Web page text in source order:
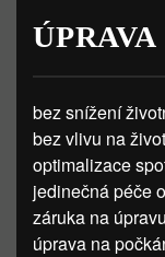
ÚPRAVA
bez snížení
bez vlivu na
optimalizace
jedinečná péče
záruka na úpravu
úprava na